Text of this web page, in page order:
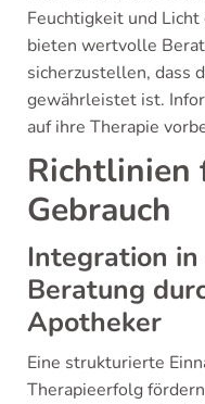
Feuchtigkeit und
bieten wertvolle
sicherzustellen, dass
gewährleistet ist.
auf ihre Therapie
Richtlinien
Gebrauch
Integration
Beratung
Apotheker
Eine strukturierte
Therapieerfolg